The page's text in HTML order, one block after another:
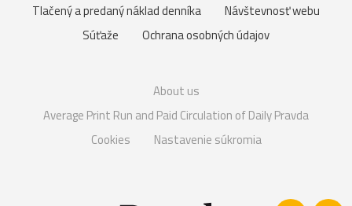
Tlačený a predaný náklad denníka
Návštevnosť webu
Súťaže
Ochrana osobných údajov
About us
Average Print Run and Paid Circulation of Daily Pravda
Cookies
Nastavenie súkromia